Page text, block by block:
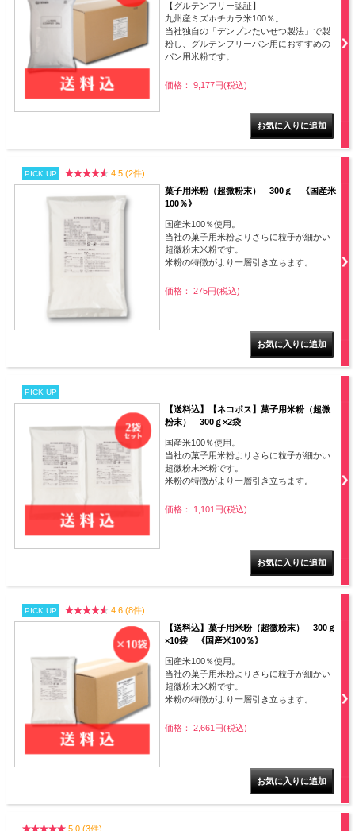
【グルテンフリー認証】
九州産ミズホチカラ米100％。
当社独自の「デンプンたいせつ製法」で製
粉し、グルテンフリーパン用におすすめの
パン用米粉です。
価格： 9,177円(税込)
PICK UP
4.5 (2件)
菓子用米粉（超微粉末） 300ｇ 《国産米
100％》
国産米100％使用。
当社の菓子用米粉よりさらに粒子が細かい
超微粉末米粉です。
米粉の特徴がより一層引き立ちます。
価格： 275円(税込)
PICK UP
【送料込】【ネコポス】菓子用米粉（超微
粉末） 300ｇ×2袋
国産米100％使用。
当社の菓子用米粉よりさらに粒子が細かい
超微粉末米粉です。
米粉の特徴がより一層引き立ちます。
価格： 1,101円(税込)
PICK UP
4.6 (8件)
【送料込】菓子用米粉（超微粉末） 300ｇ
×10袋 《国産米100％》
国産米100％使用。
当社の菓子用米粉よりさらに粒子が細かい
超微粉末米粉です。
米粉の特徴がより一層引き立ちます。
価格： 2,661円(税込)
5.0 (3件)